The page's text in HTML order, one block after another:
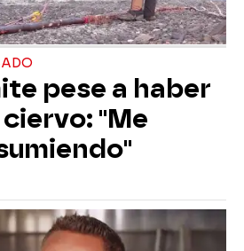
pese a haber
"Me